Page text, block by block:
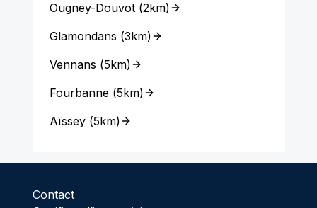
Ougney-Douvot(2km)
Glamondans (3km)
Vennans (5km)
Fourbanne(5km)
Aïssey(5km)
Contact